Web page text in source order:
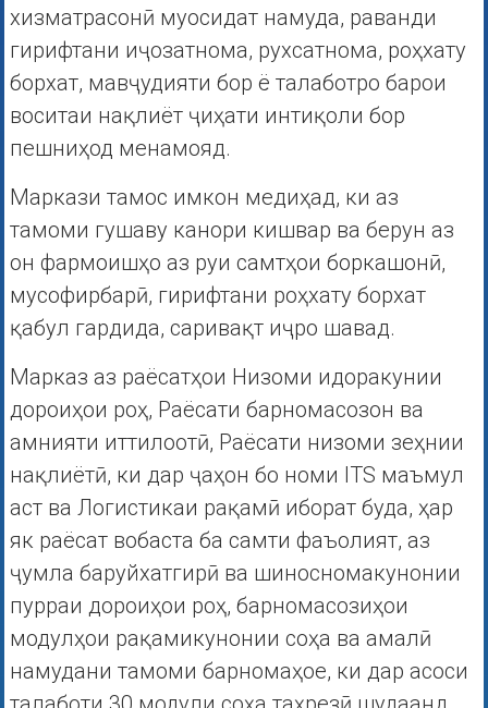
хизматрасонӣ муосидат намуда, раванди
гирифтани иҷозатнома, рухсатнома, роҳхату
борхат, мавҷудияти бор ё талаботро барои
воситаи нақлиёт ҷиҳати интиқоли бор
пешниҳод менамояд.
Маркази тамос имкон медиҳад, ки аз
тамоми гушаву канори кишвар ва берун аз
он фармоишҳо аз руи самтҳои боркашонӣ,
мусофирбарӣ, гирифтани роҳхату борхат
қабул гардида, саривақт иҷро шавад.
Марказ аз раёсатҳои Низоми идоракунии
дороиҳои роҳ, Раёсати барномасозон ва
амнияти иттилоотӣ, Раёсати низоми зеҳнии
нақлиётӣ, ки дар ҷаҳон бо номи ITS маъмул
аст ва Логистикаи рақамӣ иборат буда, ҳар
як раёсат вобаста ба самти фаъолият, аз
ҷумла баруйхатгирӣ ва шиносномакунонии
пурраи дороиҳои роҳ, барномасозиҳои
модулҳои рақамикунонии соҳа ва амалӣ
намудани тамоми барномаҳое, ки дар асоси